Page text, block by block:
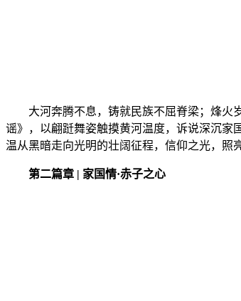
大河奔腾不息，铸就民族不屈脊梁；烽火
谣》，以翩跹舞姿触摸黄河温度，诉说深沉家
温从黑暗走向光明的壮阔征程，信仰之光，照
第二篇章 | 家国情·赤子之心